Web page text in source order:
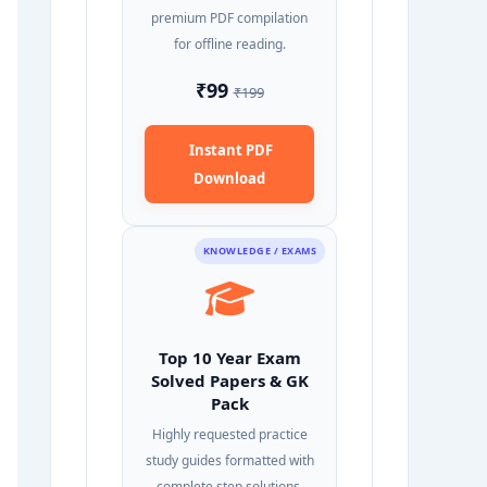
premium PDF compilation
for offline reading.
₹99₹199
Instant PDF
Download
KNOWLEDGE / EXAMS
Top 10 Year Exam
Solved Papers & GK
Pack
Highly requested practice
study guides formatted with